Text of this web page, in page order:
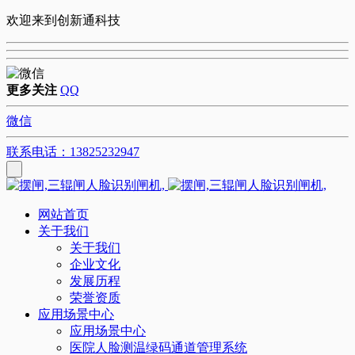
欢迎来到创新通科技
更多关注 QQ
微信
联系电话：13825232947
网站首页
关于我们
关于我们
企业文化
发展历程
荣誉资质
应用场景中心
应用场景中心
医院人脸测温绿码通道管理系统